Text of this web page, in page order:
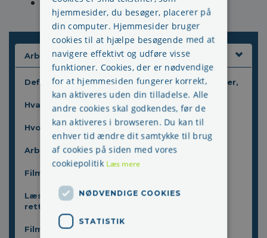
Arbejdsmiljøuddannelse
Definition på en arbejdsgiver, virksomhedsleder,
Hvad er en AT-vejledning?
Hvornår skal man lave en APV?
Arbejdstid og hviletid
Filmsekvenser fra uddannelsen
Læs her om arbejdsskader - som er vundet i
retten
Filmsekvenser - supplerende
hjemmesider, du besøger, placerer på
din computer. Hjemmesider bruger
cookies til at hjælpe besøgende med at
navigere effektivt og udføre visse
funktioner. Cookies, der er nødvendige
for at hjemmesiden fungerer korrekt,
kan aktiveres uden din tilladelse. Alle
andre cookies skal godkendes, før de
kan aktiveres i browseren. Du kan til
enhver tid ændre dit samtykke til brug
af cookies på siden med vores
cookiepolitik Læs mere
NØDVENDIGE COOKIES
STATISTIK